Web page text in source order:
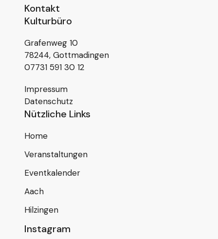
Kontakt
Kulturbüro
Grafenweg 10
78244, Gottmadingen
07731 591 30 12
Impressum
Datenschutz
Nützliche Links
Home
Veranstaltungen
Eventkalender
Aach
Hilzingen
Instagram